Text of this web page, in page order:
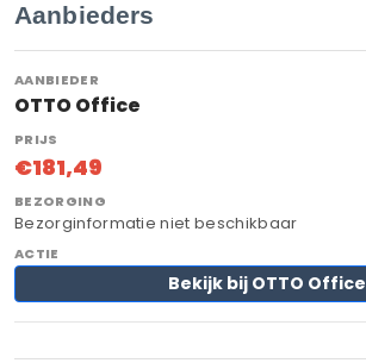
Aanbieders
OTTO Office
€181,49
Bezorginformatie niet beschikbaar
Bekijk bij OTTO Office